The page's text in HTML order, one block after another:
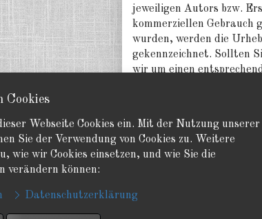
Cookies
Webseite Cookies ein. Mit der Nutzung unserer
Sie der Verwendung von Cookies zu. Weitere
wie wir Cookies einsetzen, und wie Sie die
verändern können:
Datenschutzerklärung
jeweiligen Autors bzw.
kommerziellen
wurden, werden die
gekennzeichnet. Sollten
wir um einen
derartige Inhalte
Online-
Auf http://ec.europa.eu/
der Europäische
Wir sind nicht bereit